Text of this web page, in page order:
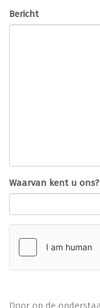
Bericht
Waarvan kent u ons?
Door op de